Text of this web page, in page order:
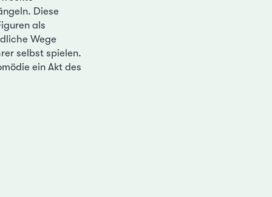
Diese
als
Wege
selbst spielen.
ein Akt des